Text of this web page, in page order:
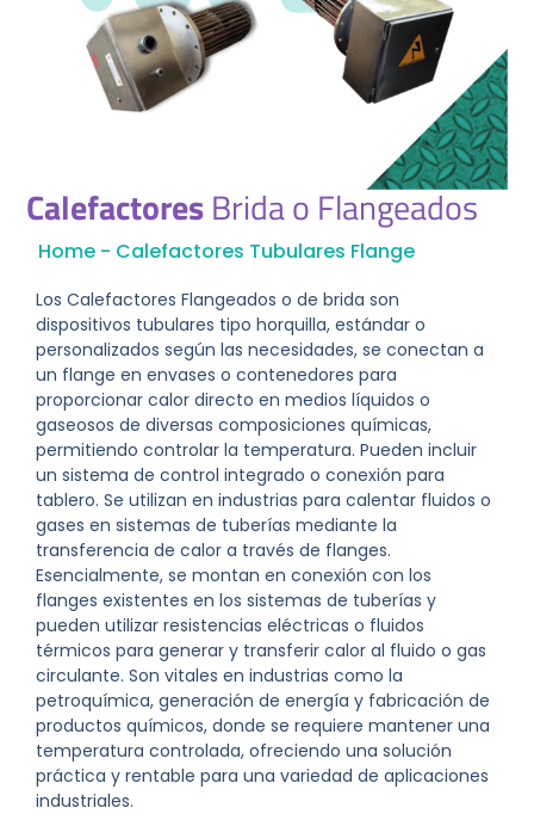
CalefactoresBrida o Flangeados
Home - Calefactores Tubulares Flange
Los Calefactores Flangeados o de brida son
dispositivos tubulares tipo horquilla, estándar o
personalizados según las necesidades, se conectan a
un flange en envases o contenedores para
proporcionar calor directo en medios líquidos o
gaseosos de diversas composiciones químicas,
permitiendo controlar la temperatura. Pueden incluir
un sistema de control integrado o conexión para
tablero. Se utilizan en industrias para calentar fluidos o
gases en sistemas de tuberías mediante la
transferencia de calor a través de flanges.
Esencialmente, se montan en conexión con los
flanges existentes en los sistemas de tuberías y
pueden utilizar resistencias eléctricas o fluidos
térmicos para generar y transferir calor al fluido o gas
circulante. Son vitales en industrias como la
petroquímica, generación de energía y fabricación de
productos químicos, donde se requiere mantener una
temperatura controlada, ofreciendo una solución
práctica y rentable para una variedad de aplicaciones
industriales.